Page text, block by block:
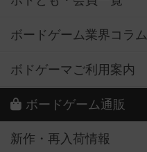
ボードゲーム業界コラム
ボドゲーマご利用案内
ボードゲーム通販
新作・再入荷情報